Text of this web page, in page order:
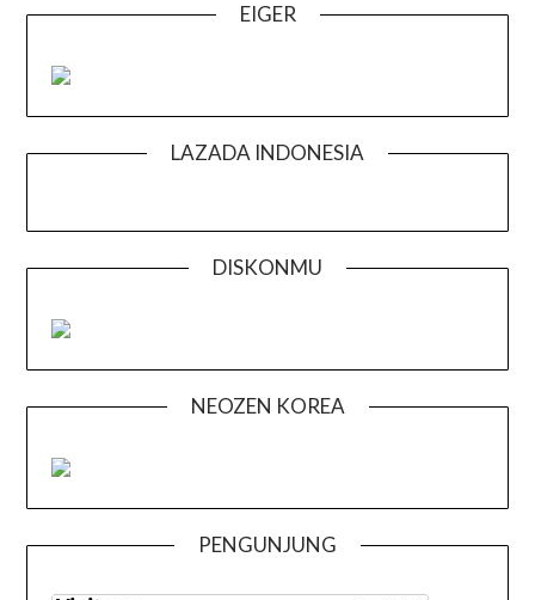
EIGER
LAZADA INDONESIA
DISKONMU
NEOZEN KOREA
PENGUNJUNG